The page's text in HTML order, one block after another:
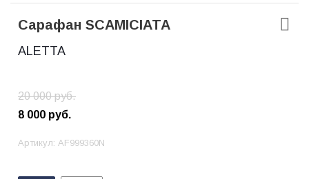
Сарафан SCAMICIATA
ALETTA
20 000руб.
8 000 руб.
Артикул: AF999360N